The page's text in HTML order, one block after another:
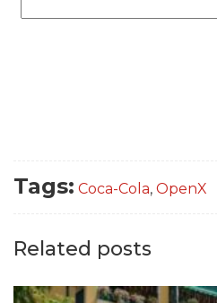
Tags: Coca-Cola, OpenX
Related posts